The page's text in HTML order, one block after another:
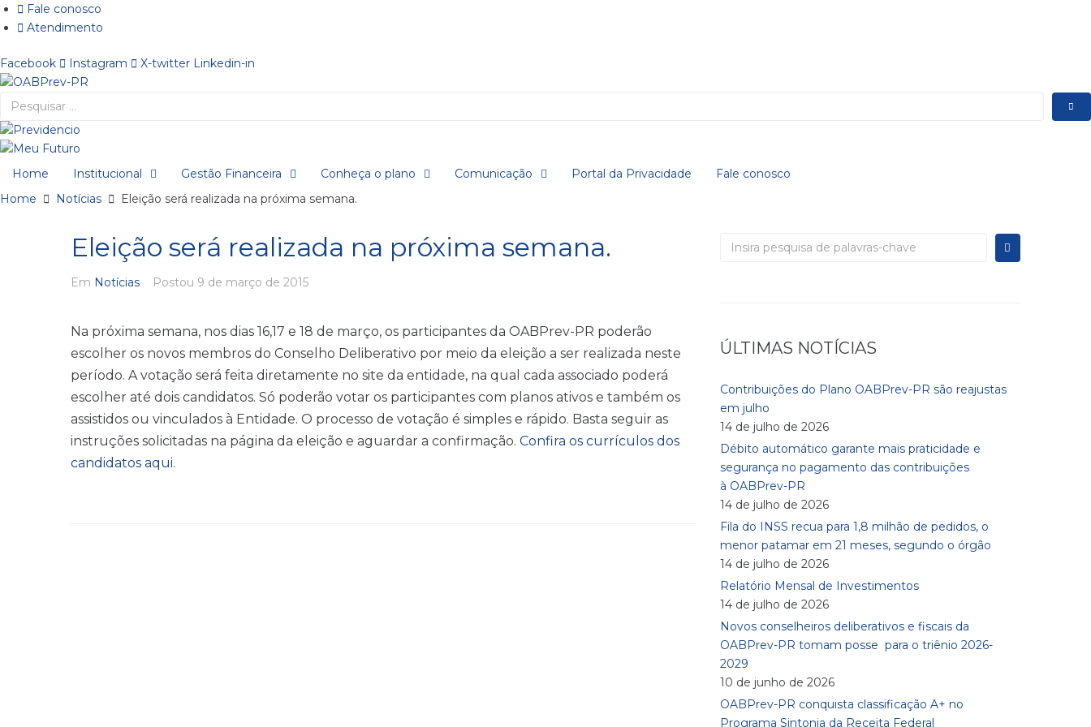
Ir
para
conteúdo
Fale conosco
Atendimento
Facebook Instagram X-twitter Linkedin-in
Pesquisar
…
Home Institucional Gestão Financeira Conheça o plano Comunicação Portal da Privacidade
Fale conosco
Home
Notícias Eleição será realizada na próxima semana.
Eleição será realizada na próxima semana.
Em Notícias Postou 9 de março de 2015
Na próxima semana, nos dias 16,17 e 18 de março, os participantes da OABPrev-PR poderão
escolher os novos membros do Conselho Deliberativo por meio da eleição a ser realizada neste
período. A votação será feita diretamente no site da entidade, na qual cada associado poderá
escolher até dois candidatos. Só poderão votar os participantes com planos ativos e também os
assistidos ou vinculados à Entidade. O processo de votação é simples e rápido. Basta seguir as
instruções solicitadas na página da eleição e aguardar a confirmação. Confira os currículos dos
candidatos aqui.
Procurar:
ÚLTIMAS NOTÍCIAS
Contribuições do Plano OABPrev-PR são reajustas
em julho
14 de julho de 2026
Débito automático garante mais praticidade e
segurança no pagamento das contribuições
à OABPrev-PR
14 de julho de 2026
Fila do INSS recua para 1,8 milhão de pedidos, o
menor patamar em 21 meses, segundo o órgão
14 de julho de 2026
Relatório Mensal de Investimentos
14 de julho de 2026
Novos conselheiros deliberativos e fiscais da
OABPrev-PR tomam posse para o triênio 2026-
2029
10 de junho de 2026
OABPrev-PR conquista classificação A+ no
Programa Sintonia da Receita Federal